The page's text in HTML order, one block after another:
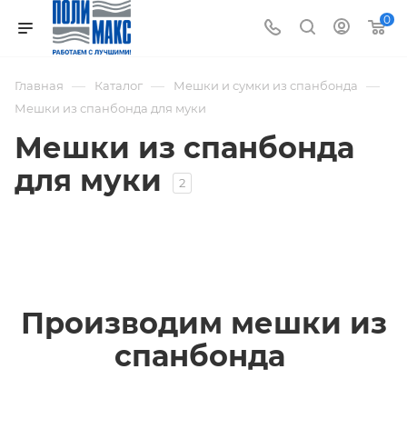
0
Главная — Каталог — Мешки и сумки из спанбонда —
Мешки из спанбонда для муки
Мешки из спанбонда
для муки
2
Производим мешки из
спанбонда